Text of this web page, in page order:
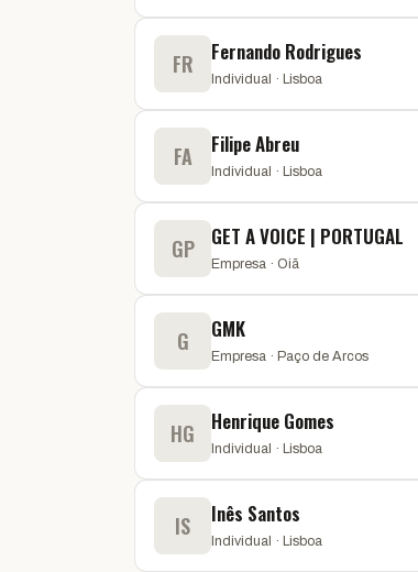
FR Fernando Rodrigues
Individual · Lisboa
FA Filipe Abreu
Individual · Lisboa
GP GET A VOICE | PORTUGAL
Empresa · Oiã
G GMK
Empresa · Paço de Arcos
HG Henrique Gomes
Individual · Lisboa
IS Inês Santos
Individual · Lisboa